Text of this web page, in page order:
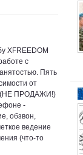
XFREEDOM
с
Пять
от
(НЕ ПРОДАЖИ!)
-
обзвон,
ведение
(что-то